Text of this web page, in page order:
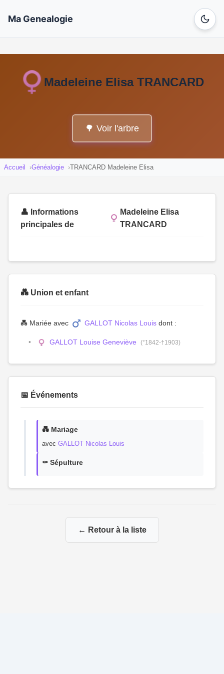
Ma Genealogie
Madeleine Elisa TRANCARD
🌳 Voir l'arbre
Accueil Généalogie TRANCARD Madeleine Elisa
👤 Informations
principales de
Madeleine Elisa
TRANCARD
💑 Union et enfant
💑 Mariée avec GALLOT Nicolas Louis dont :
GALLOT Louise Geneviève (°1842-†1903)
📅 Événements
💑 Mariage
avec GALLOT Nicolas Louis
⚰️ Sépulture
← Retour à la liste